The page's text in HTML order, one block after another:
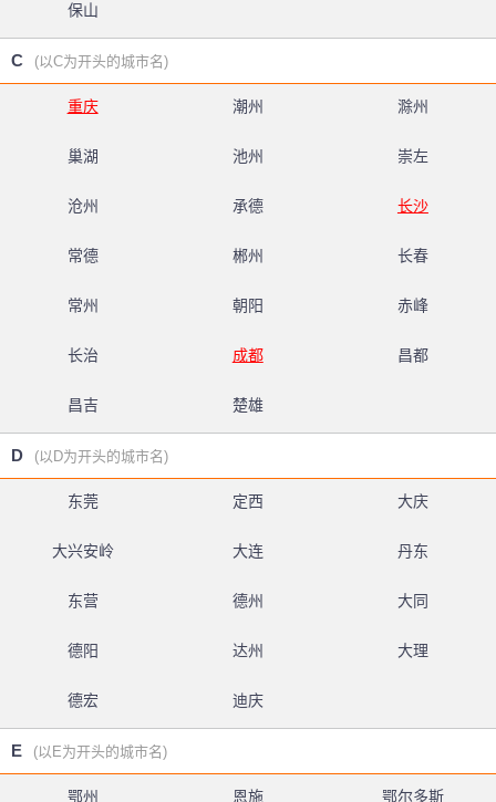
保山
C (以C为开头的城市名)
重庆 潮州 滁州
巢湖 池州 崇左
沧州 承德 长沙
常德 郴州 长春
常州 朝阳 赤峰
长治 成都 昌都
昌吉 楚雄
D (以D为开头的城市名)
东莞 定西 大庆
大兴安岭 大连 丹东
东营 德州 大同
德阳 达州 大理
德宏 迪庆
E (以E为开头的城市名)
鄂州 恩施 鄂尔多斯